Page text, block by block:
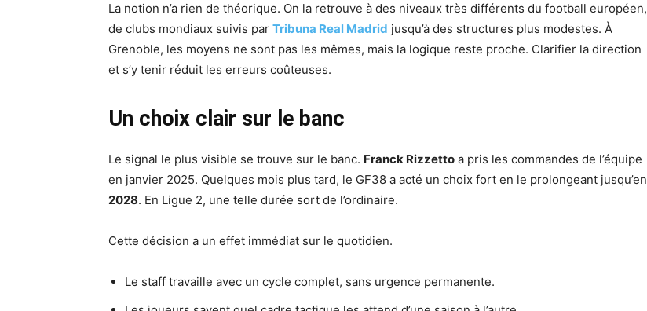
La notion n’a rien de théorique. On la retrouve à des niveaux très différents du football européen,
de clubs mondiaux suivis par Tribuna Real Madrid jusqu’à des structures plus modestes. À
Grenoble, les moyens ne sont pas les mêmes, mais la logique reste proche. Clarifier la direction
et s’y tenir réduit les erreurs coûteuses.
Un choix clair sur le banc
Le signal le plus visible se trouve sur le banc. Franck Rizzetto a pris les commandes de l’équipe
en janvier 2025. Quelques mois plus tard, le GF38 a acté un choix fort en le prolongeant jusqu’en
2028. En Ligue 2, une telle durée sort de l’ordinaire.
Cette décision a un effet immédiat sur le quotidien.
Le staff travaille avec un cycle complet, sans urgence permanente.